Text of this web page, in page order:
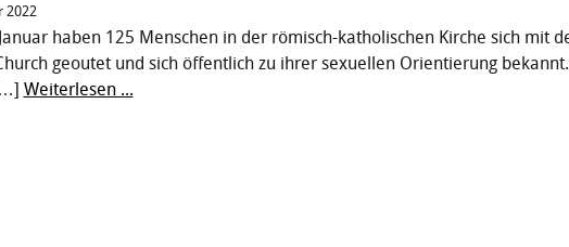
2022
haben 125 Menschen in der römisch-katholischen Kirche sich mit
geoutet und sich öffentlich zu ihrer sexuellen Orientierung
Weiterlesen ...